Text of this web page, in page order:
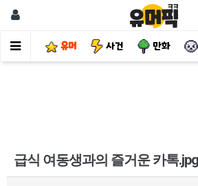
유머 사건 만화
급식 여동생과의 즐거운 카톡.jpg